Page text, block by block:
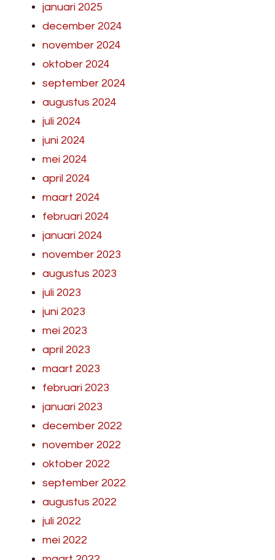
januari 2025
december 2024
november 2024
oktober 2024
september 2024
augustus 2024
juli 2024
juni 2024
mei 2024
april 2024
maart 2024
februari 2024
januari 2024
november 2023
augustus 2023
juli 2023
juni 2023
mei 2023
april 2023
maart 2023
februari 2023
januari 2023
december 2022
november 2022
oktober 2022
september 2022
augustus 2022
juli 2022
mei 2022